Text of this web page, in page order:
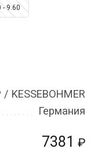
7381 ₽
- 9.60
Германия